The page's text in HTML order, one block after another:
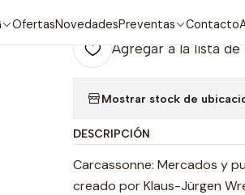
OfertasNovedadesPreventas Contacto
Agregar a la lista
Mostrar stock de
DESCRIPCIÓN
Carcassonne: Mercados y
creado por Klaus-Jürgen